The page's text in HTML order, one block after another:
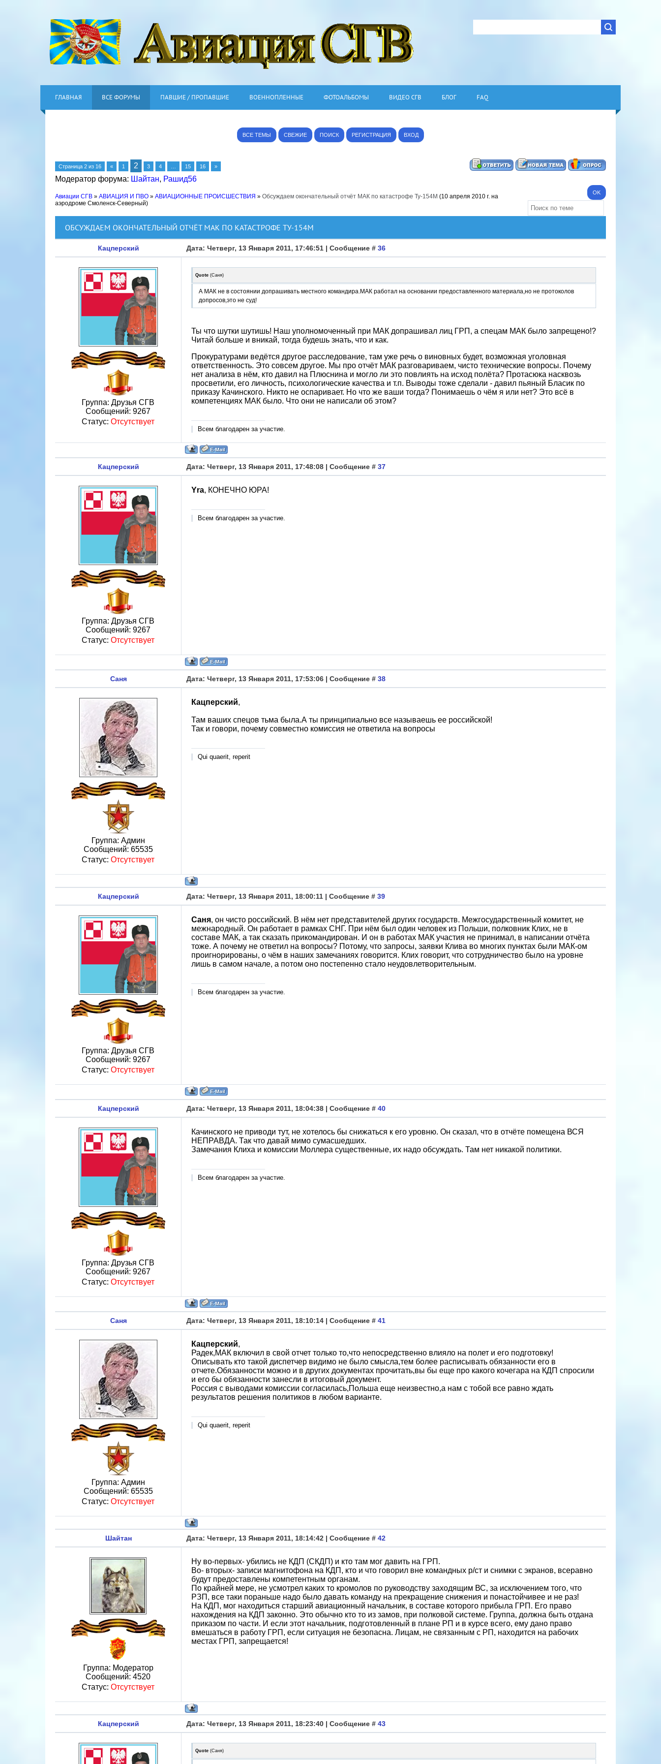
ГЛАВНАЯ ВСЕ ФОРУМЫ ПАВШИЕ / ПРОПАВШИЕ ВОЕННОПЛЕННЫЕ ФОТОАЛЬБОМЫ ВИДЕО СГВ БЛОГ FAQ
ВСЕ ТЕМЫ СВЕЖИЕ ПОИСК РЕГИСТРАЦИЯ ВХОД
Страница 2 из 16 « 1 2 3 4 15 16 »
Модератор форума: Шайтан, Рашид56
Авиации СГВ » АВИАЦИЯ И ПВО » АВИАЦИОННЫЕ ПРОИСШЕСТВИЯ » Обсуждаем окончательный отчёт МАК по катастрофе Ту-154М (10 апреля 2010 г. на
аэродроме Смоленск-Северный)
ОБСУЖДАЕМ ОКОНЧАТЕЛЬНЫЙ ОТЧЁТ МАК ПО КАТАСТРОФЕ ТУ-154М
Кацперский Дата: Четверг, 13 Января 2011, 17:46:51 | Сообщение # 36
Группа: Друзья СГВ
Сообщений: 9267
Статус: Отсутствует
Quote (Саня)
А МАК не в состоянии допрашивать местного командира.МАК работал на основании предоставленного материала,но не протоколов
допросов,это не суд!
Ты что шутки шутишь! Наш уполномоченный при МАК допрашивал лиц ГРП, а спецам МАК было запрещено!?
Читай больше и вникай, тогда будешь знать, что и как.
Прокуратурами ведётся другое расследование, там уже речь о виновных будет, возможная уголовная
ответственность. Это совсем другое. Мы про отчёт МАК разговариваем, чисто технические вопросы. Почему
нет анализа в нём, кто давил на Плюснина и могло ли это повлиять на исход полёта? Протасюка насквозь
просветили, его личность, психологические качества и т.п. Выводы тоже сделали - давил пьяный Бласик по
приказу Качинского. Никто не оспаривает. Но что же ваши тогда? Понимаешь о чём я или нет? Это всё в
компетенциях МАК было. Что они не написали об этом?
Всем благодарен за участие.
Кацперский Дата: Четверг, 13 Января 2011, 17:48:08 | Сообщение # 37
Группа: Друзья СГВ
Сообщений: 9267
Статус: Отсутствует
Yra, КОНЕЧНО ЮРА!
Всем благодарен за участие.
Саня Дата: Четверг, 13 Января 2011, 17:53:06 | Сообщение # 38
Группа: Админ
Сообщений: 65535
Статус: Отсутствует
Кацперский,
Там ваших спецов тьма была.А ты принципиально все называешь ее российской!
Так и говори, почему совместно комиссия не ответила на вопросы
Qui quaerit, reperit
Кацперский Дата: Четверг, 13 Января 2011, 18:00:11 | Сообщение # 39
Группа: Друзья СГВ
Сообщений: 9267
Статус: Отсутствует
Саня, он чисто российский. В нём нет представителей других государств. Межгосударственный комитет, не
межнародный. Он работает в рамках СНГ. При нём был один человек из Польши, полковник Клих, не в
составе МАК, а так сказать прикомандирован. И он в работах МАК участия не принимал, в написании отчёта
тоже. А почему не ответил на вопросы? Потому, что запросы, заявки Клива во многих пунктах были МАК-ом
проигнорированы, о чём в наших замечаниях говорится. Клих говорит, что сотрудничество было на уровне
лишь в самом начале, а потом оно постепенно стало неудовлетворительным.
Всем благодарен за участие.
Кацперский Дата: Четверг, 13 Января 2011, 18:04:38 | Сообщение # 40
Группа: Друзья СГВ
Сообщений: 9267
Статус: Отсутствует
Качинского не приводи тут, не хотелось бы снижаться к его уровню. Он сказал, что в отчёте помещена ВСЯ
НЕПРАВДА. Так что давай мимо сумасшедших.
Замечания Клиха и комиссии Моллера существенные, их надо обсуждать. Там нет никакой политики.
Всем благодарен за участие.
Саня Дата: Четверг, 13 Января 2011, 18:10:14 | Сообщение # 41
Группа: Админ
Сообщений: 65535
Статус: Отсутствует
Кацперский,
Радек,МАК включил в свой отчет только то,что непосредственно влияло на полет и его подготовку!
Описывать кто такой диспетчер видимо не было смысла,тем более расписывать обязанности его в
отчете.Обязанности можно и в других документах прочитать,вы бы еще про какого кочегара на КДП спросили
и его бы обязанности занесли в итоговый документ.
Россия с выводами комиссии согласилась,Польша еще неизвестно,а нам с тобой все равно ждать
результатов решения политиков в любом варианте.
Qui quaerit, reperit
Шайтан Дата: Четверг, 13 Января 2011, 18:14:42 | Сообщение # 42
Группа: Модератор
Сообщений: 4520
Статус: Отсутствует
Ну во-первых- убились не КДП (СКДП) и кто там мог давить на ГРП.
Во- вторых- записи магнитофона на КДП, кто и что говорил вне командных р/ст и снимки с экранов, всеравно
будут предоставлены компетентным органам.
По крайней мере, не усмотрел каких то кромолов по руководству заходящим ВС, за исключением того, что
РЗП, все таки пораньше надо было давать команду на прекращение снижения и понастойчивее и не раз!
На КДП, мог находиться старший авиационный начальник, в составе которого прибыла ГРП. Его право
нахождения на КДП законно. Это обычно кто то из замов, при полковой системе. Группа, должна быть отдана
приказом по части. И если этот начальник, подготовленный в плане РП и в курсе всего, ему дано право
вмешаться в работу ГРП, если ситуация не безопасна. Лицам, не связанным с РП, находится на рабочих
местах ГРП, запрещается!
Кацперский Дата: Четверг, 13 Января 2011, 18:23:40 | Сообщение # 43
Quote (Саня)